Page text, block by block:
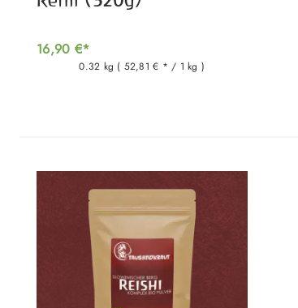
16,90 €*
0.32 kg ( 52,81 € * / 1 kg )